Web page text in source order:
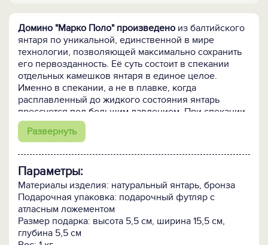
Домино "Марко Поло" произведено из балтийского
янтаря по уникальной, единственной в мире
технологии, позволяющей максимально сохранить
его первозданность. Её суть состоит в спекании
отдельных камешков янтаря в единое целое.
Именно в спекании, а не в плавке, когда
расплавленный до жидкого состояния янтарь
прессуется под большим давлением. При спекании
кусочки янтаря соединяются между собой только по
периметру посредством диффузии (без клеевых
ту неповторимую красоту, за которую этот теплый и
живой камень высоко ценят во всем мире. И
никаких добавок: как искусственных, так и
натуральных!
После спекания изделие вручную
Развернуть
Параметры:
Материалы изделия: натуральный янтарь, бронза
Подарочная упаковка: подарочный футляр с
атласным ложементом
Размер подарка: высота 5,5 см, ширина 15,5 см,
глубина 5,5 см